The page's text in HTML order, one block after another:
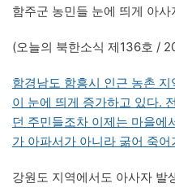
함주군 농민들 눈에 띄게 아사
(오늘의 북한소식 제136호 /
함경남도 함흥시 인근 농촌
이 눈에 띄게 증가하고 있다.
던 주민들조차 이제는 마을에
가 아파서가 아니라 굶어 죽
강원도 지역에서도 아사자 발